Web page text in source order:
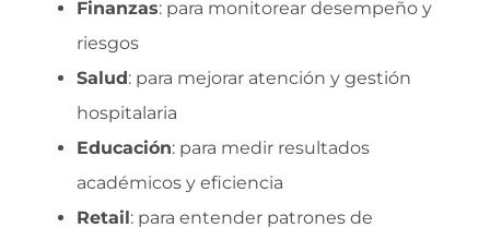
Finanzas: para monitorear desempeño y
riesgos
Salud: para mejorar atención y gestión
hospitalaria
Educación: para medir resultados
académicos y eficiencia
Retail: para entender patrones de